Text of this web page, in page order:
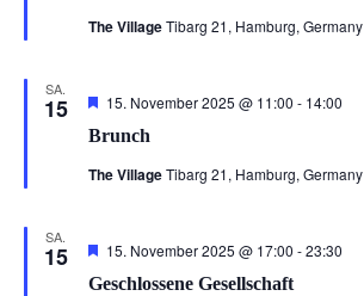
The VillageTibarg 21, Hamburg, Germany
SA.
15
Brunch
Hervorgehoben
15. November 2025 @ 11:00 - 14:00
The VillageTibarg 21, Hamburg, Germany
SA.
15
Geschlossene Gesellschaft
Hervorgehoben
15. November 2025 @ 17:00 -23:30